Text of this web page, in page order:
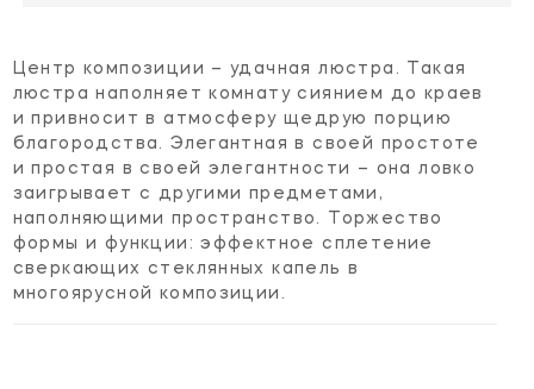
Центр композиции – удачная люстра. Такая
люстра наполняет комнату сиянием до краев
и привносит в атмосферу щедрую порцию
благородства. Элегантная в своей простоте
и простая в своей элегантности – она ловко
заигрывает с другими предметами,
наполняющими пространство. Торжество
формы и функции: эффектное сплетение
сверкающих стеклянных капель в
многоярусной композиции.